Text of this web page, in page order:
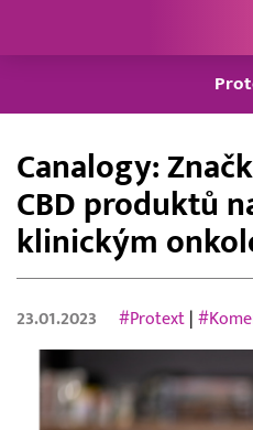
Canalogy:
CBD produktů
klinickým
23.01.2023 #Protext |